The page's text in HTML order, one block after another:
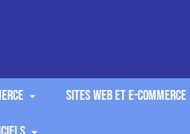
Sites Web et E-commerce